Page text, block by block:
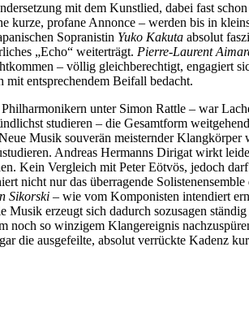
mit dem Kunstlied, dabei fast
kurze, profane Annonce – werden bis in
Sopranistin Yuko Kakuta absolut
„Echo“ weiterträgt. Pierre-Laurent
– völlig gleichberechtigt, engagiert
entsprechendem Beifall bedacht.
unter Simon Rattle – war
studieren – die Gesamtform
Musik souverän meisternder Klangkörper
Andreas Hermanns Dirigat wirkt
Kein Vergleich mit Peter Eötvös, jedoch
nicht nur das überragende
Sikorski – wie vom Komponisten intendiert
erzeugt sich dadurch sozusagen
so winzigem Klangereignis
die ausgefeilte, absolut verrückte Kadenz